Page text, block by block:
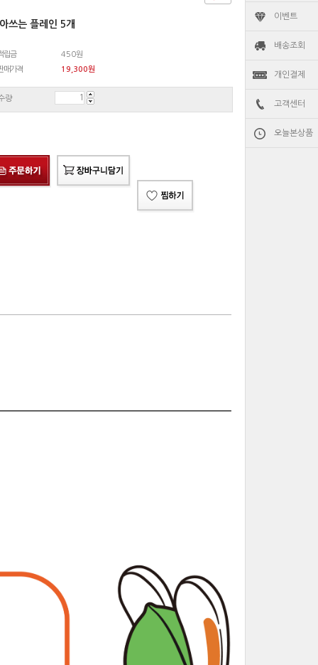
이벤트
배송조회
개인결제
고객센터
오늘본상품
쓰는 플레인 5개
립금
450원
매가격
19,300원
량